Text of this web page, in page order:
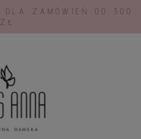
DLA ZAMÓWIEŃ OD 300
ZŁ